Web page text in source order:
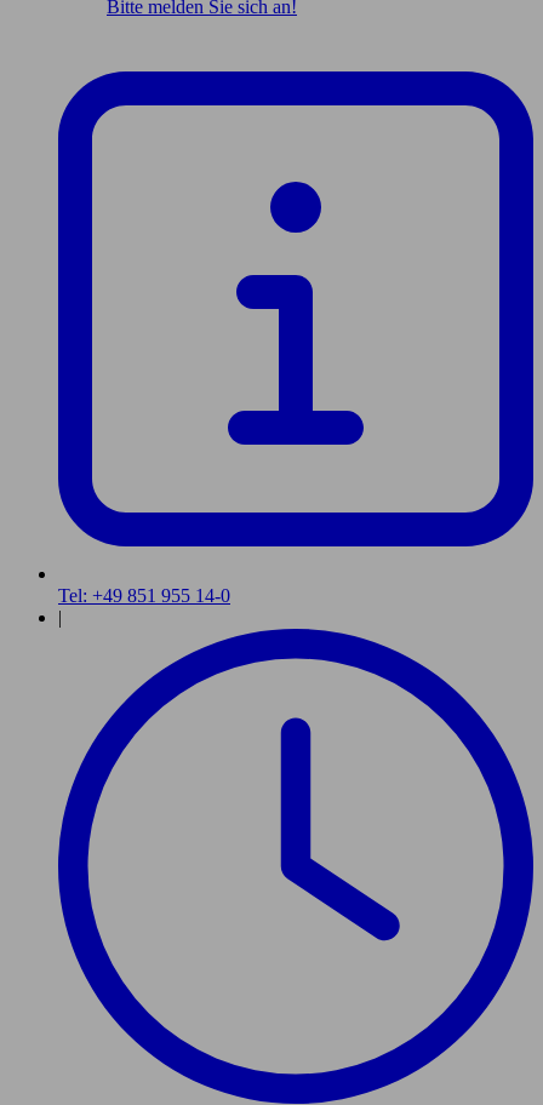
Bitte melden Sie sich an!
Tel: +49 851 955 14-0
|